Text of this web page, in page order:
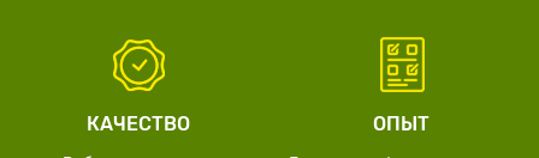
КАЧЕСТВО ОПЫТ